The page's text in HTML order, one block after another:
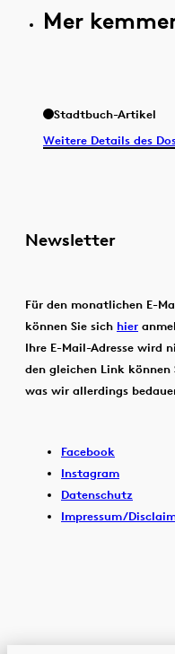
Mer
Stadtbuch-Artikel
Weitere Details des
Newsletter
Für den monatlichen E-
können Sie sich hier
Ihre E-Mail-Adresse wird
den gleichen Link können
was wir allerdings
Facebook
Instagram
Datenschutz
Impressum/